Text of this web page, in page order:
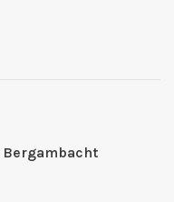
Bergambacht